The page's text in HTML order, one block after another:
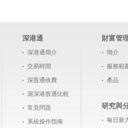
深港通
深港通簡介
交易時間
深股通收費
滬深港股通比較
常見問題
系統操作指南
財富管
簡介
服務範
產品
研究與
每日新